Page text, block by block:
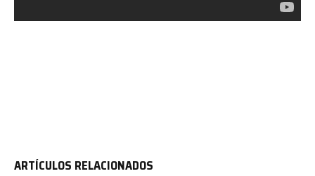
ARTÍCULOS RELACIONADOS